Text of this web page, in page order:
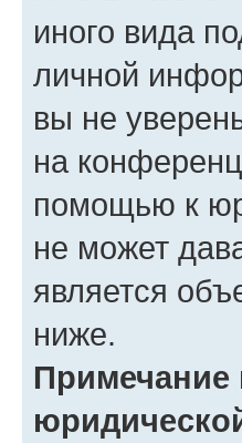
иного вида
личной
вы не
на
помощью к
не может
является
ниже.
Примечание